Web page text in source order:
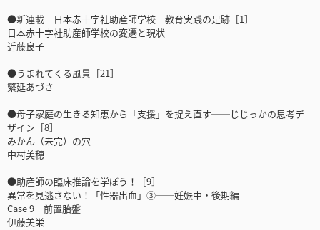
●新連載 日本赤十字社助産師学校 教育実践の足跡［1］
日本赤十字社助産師学校の変遷と現状
近藤良子
●うまれてくる風景［21］
繁延あづさ
●母子家庭の生きる知恵から「支援」を捉え直す──じじっかの思考デ
ザイン［8］
みかん（未完）の穴
中村美穂
●助産師の臨床推論を学ぼう！［9］
異常を見逃さない！「性器出血」③──妊娠中・後期編
Case 9 前置胎盤
伊藤美栄